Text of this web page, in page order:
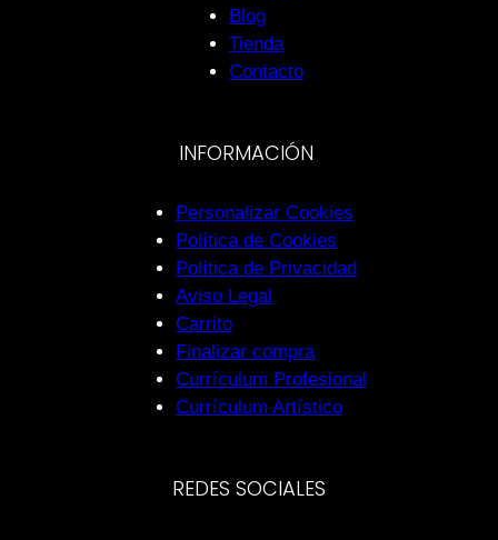
Blog
Tienda
Contacto
INFORMACIÓN
Personalizar Cookies
Política de Cookies
Política de Privacidad
Aviso Legal
Carrito
Finalizar compra
Currículum Profesional
Currículum Artístico
REDES SOCIALES